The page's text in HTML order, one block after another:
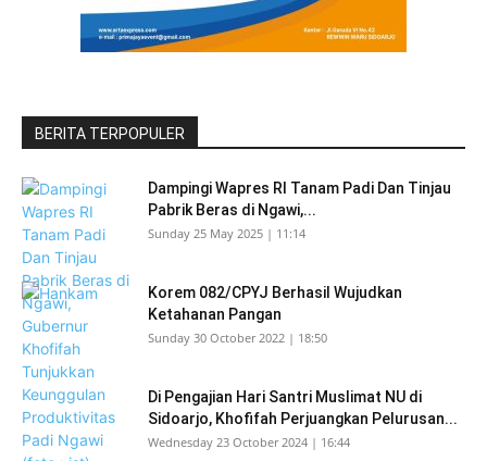
BERITA TERPOPULER
Dampingi Wapres RI Tanam Padi Dan Tinjau
Pabrik Beras di Ngawi,...
Sunday 25 May 2025 | 11:14
Korem 082/CPYJ Berhasil Wujudkan
Ketahanan Pangan
Sunday 30 October 2022 | 18:50
Di Pengajian Hari Santri Muslimat NU di
Sidoarjo, Khofifah Perjuangkan Pelurusan...
Wednesday 23 October 2024 | 16:44